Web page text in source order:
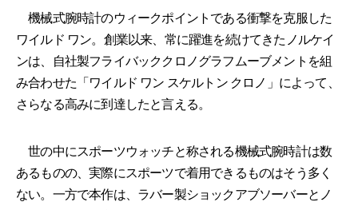
機械式腕時計のウィークポイントである衝撃を克服した
ワイルド ワン。創業以来、常に躍進を続けてきたノルケイ
ンは、自社製フライバッククロノグラフムーブメントを組
み合わせた「ワイルド ワン スケルトン クロノ」によって、
さらなる高みに到達したと言える。
世の中にスポーツウォッチと称される機械式腕時計は数
あるものの、実際にスポーツで着用できるものはそう多く
ない。一方で本作は、ラバー製ショックアブソーバーとノ